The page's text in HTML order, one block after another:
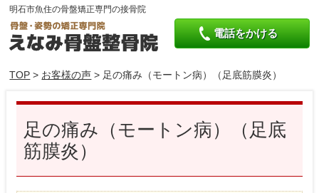
明石市魚住の骨盤矯正専門の接骨院
電話をかける
TOP > お客様の声 > 足の痛み（モートン病）（足底筋膜炎）
足の痛み（モートン病）（足底
筋膜炎）